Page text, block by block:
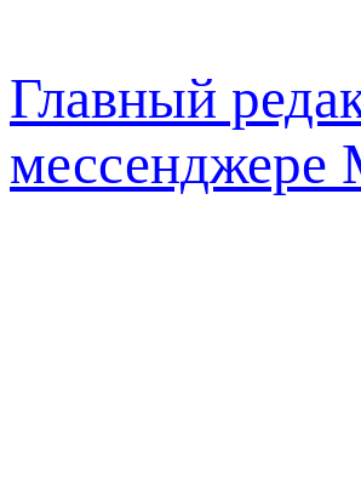
Главный
мессенджере